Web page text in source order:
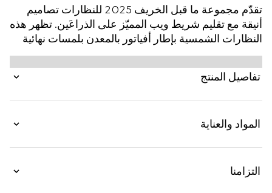
تقدّم مجموعة ما قبل الخريف 2025 للنظارات تصاميم
أنيقة مع تقليم شريط ويب المميّز على الذراعَين. تظهر هذه
النظارات الشمسية بإطار أفياتور بالمعدن بلمسات نهائية
باللون الذهبي الفاتح مع تفصيل شريط ويب وشعار Gucci
منقوش على لوحة معدنية.
تفاصيل المنتج
المواد والعناية
التزامنا